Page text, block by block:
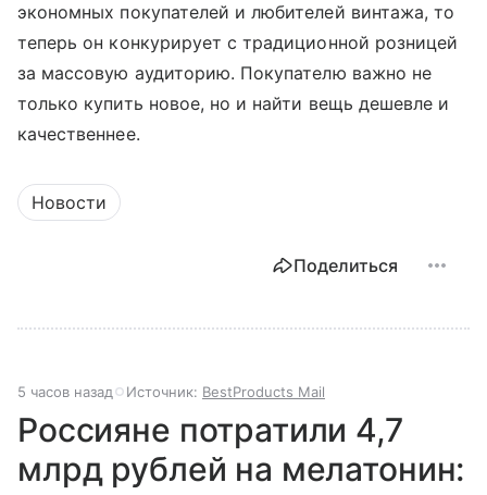
экономных покупателей и любителей винтажа, то
теперь он конкурирует с традиционной розницей
за массовую аудиторию. Покупателю важно не
только купить новое, но и найти вещь дешевле и
качественнее.
Новости
Поделиться
5 часов назад Источник: BestProducts Mail
Россияне потратили 4,7
млрд рублей на мелатонин: